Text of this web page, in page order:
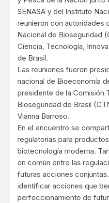
SENASA y del Instituto
reunieron con autoridades
Nacional de Bioseguridad
Ciencia, Tecnología,
de Brasil.
Las reuniones fueron
nacional de Bioeconomía
presidente de la Comisión
Bioseguridad de Brasil
Vianna Barroso.
En el encuentro se
regulatorias para
biotecnología moderna.
en común entre las
futuras acciones
identificar acciones que
perfeccionamiento de